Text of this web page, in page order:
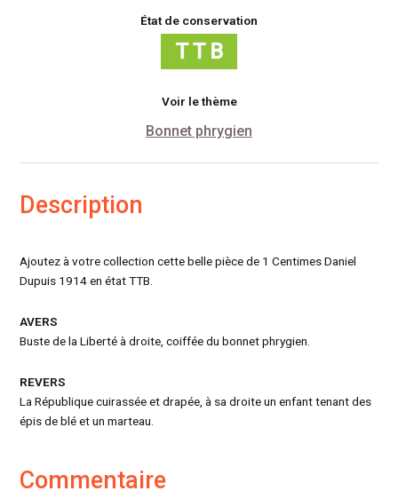
État de conservation
Voir le thème
Bonnet phrygien
Description
Ajoutez à votre collection cette belle pièce de 1 Centimes Daniel
Dupuis 1914 en état TTB.
AVERS
Buste de la Liberté à droite, coiffée du bonnet phrygien.
REVERS
La République cuirassée et drapée, à sa droite un enfant tenant des
épis de blé et un marteau.
Commentaire